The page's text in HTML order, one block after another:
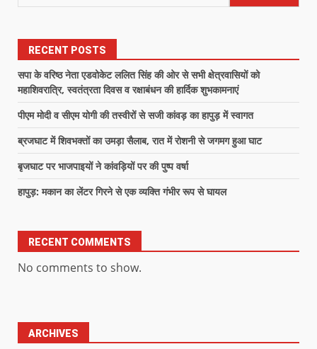
RECENT POSTS
सपा के वरिष्ठ नेता एडवोकेट ललित सिंह की ओर से सभी क्षेत्रवासियों को
महाशिवरात्रि, स्वतंत्रता दिवस व रक्षाबंधन की हार्दिक शुभकामनाएं
पीएम मोदी व सीएम योगी की तस्वीरों से सजी कांवड़ का हापुड़ में स्वागत
ब्रजघाट में शिवभक्तों का उमड़ा सैलाब, रात में रोशनी से जगमग हुआ घाट
बृजघाट पर भाजपाइयों ने कांवड़ियों पर की पुष्प वर्षा
हापुड़: मकान का लेंटर गिरने से एक व्यक्ति गंभीर रूप से घायल
RECENT COMMENTS
No comments to show.
ARCHIVES